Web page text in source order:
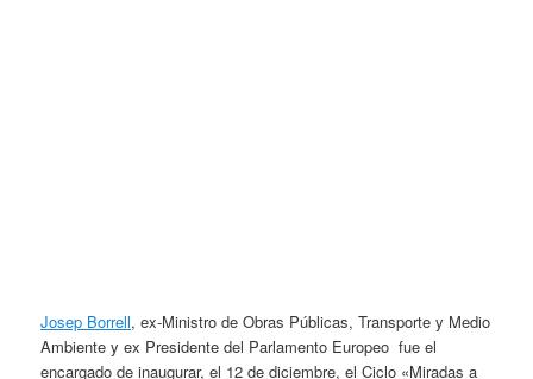
Josep Borrell, ex-Ministro de Obras Públicas, Transporte y Medio
Ambiente y ex Presidente del Parlamento Europeo fue el
encargado de inaugurar, el 12 de diciembre, el Ciclo «Miradas a